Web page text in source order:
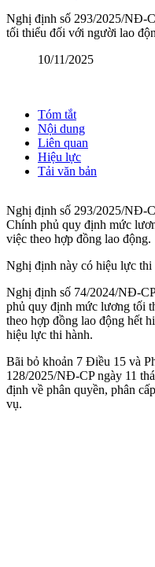
Nghị định số 293/2025/NĐ-
tối thiểu đối với người lao
10/11/2025
Tóm tắt
Nội dung
Liên quan
Hiệu lực
Tải văn bản
Nghị định số 293/2025/NĐ-
Chính phủ quy định mức
việc theo hợp đồng lao động.
Nghị định này có hiệu lực thi
Nghị định số 74/2024/NĐ-
phủ quy định mức lương tối
theo hợp đồng lao động hết
hiệu lực thi hành.
Bãi bỏ khoản 7 Điều 15 và
128/2025/NĐ-CP ngày 11
định về phân quyền, phân
vụ.